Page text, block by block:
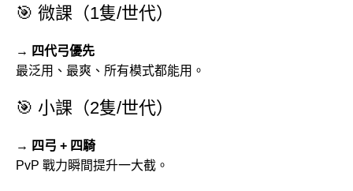
🎯 微課（1隻/世代）
→ 四代弓優先
最泛用、最爽、所有模式都能用。
🎯 小課（2隻/世代）
→ 四弓 + 四騎
PvP 戰力瞬間提升一大截。